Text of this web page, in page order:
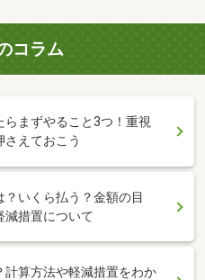
コラム
らまずやること3つ！重視
さえておこう
？いくら払う？金額の目
減措置について
計算方法や軽減措置をわか